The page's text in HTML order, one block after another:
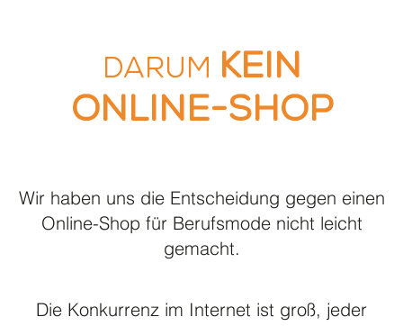
Darum kein
Online-Shop
Wir haben uns die Entscheidung gegen einen
Online-Shop für Berufsmode nicht leicht
gemacht.
Die Konkurrenz im Internet ist groß, jeder